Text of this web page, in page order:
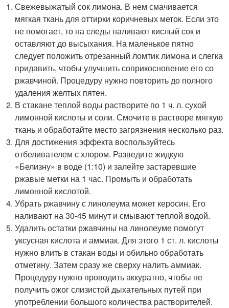
Свежевыжатый сок лимона. В нем смачивается
мягкая ткань для оттирки коричневых меток. Если это
не помогает, то на следы наливают кислый сок и
оставляют до высыхания. На маленькое пятно
следует положить отрезанный ломтик лимона и слегка
придавить, чтобы улучшить соприкосновение его со
ржавчиной. Процедуру нужно повторить до полного
удаления желтых пятен.
В стакане теплой воды растворите по 1 ч. л. сухой
лимонной кислоты и соли. Смочите в растворе мягкую
ткань и обработайте место загрязнения несколько раз.
Для достижения эффекта воспользуйтесь
отбеливателем с хлором. Разведите жидкую
«Белизну» в воде (1:10) и залейте застаревшие
ржавые метки на 1 час. Промыть и обработать
лимонной кислотой.
Убрать ржавчину с линолеума может керосин. Его
наливают на 30-45 минут и смывают теплой водой.
Удалить остатки ржавчины на линолеуме помогут
уксусная кислота и аммиак. Для этого 1 ст. л. кислоты
нужно влить в стакан воды и обильно обработать
отметину. Затем сразу же сверху налить аммиак.
Процедуру нужно проводить аккуратно, чтобы не
получить ожог слизистой дыхательных путей при
употреблении большого количества растворителей.